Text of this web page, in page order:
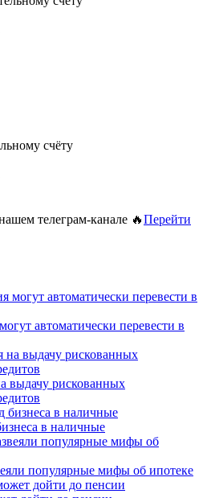
счёту
телеграм-канале 🔥Перейти
автоматически перевести в
выдачу рискованных
в наличные
популярные мифы об ипотеке